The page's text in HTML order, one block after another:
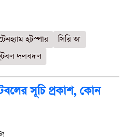
হটস্পার
সিরি আ
দলবদল
সূচি প্রকাশ, কোন